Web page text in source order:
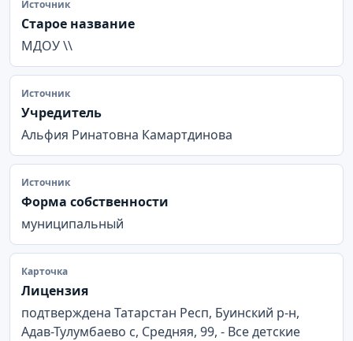
Источник
Старое название
МДОУ \\
Источник
Учредитель
Альфия Ринатовна Камартдинова
Источник
Форма собственности
муниципальный
Карточка
Лицензия
подтверждена Татарстан Респ, Буинский р-н,
Адав-Тулумбаево с, Средняя, 99, - Все детские